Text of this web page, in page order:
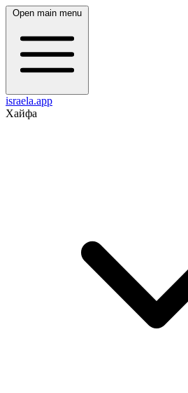
Open main menu
israela.app
Хайфа